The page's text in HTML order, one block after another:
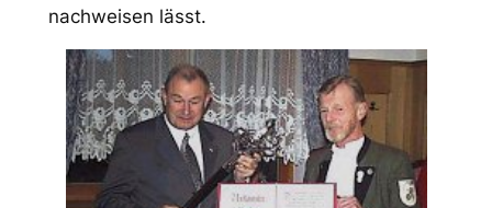
nachweisen lässt.